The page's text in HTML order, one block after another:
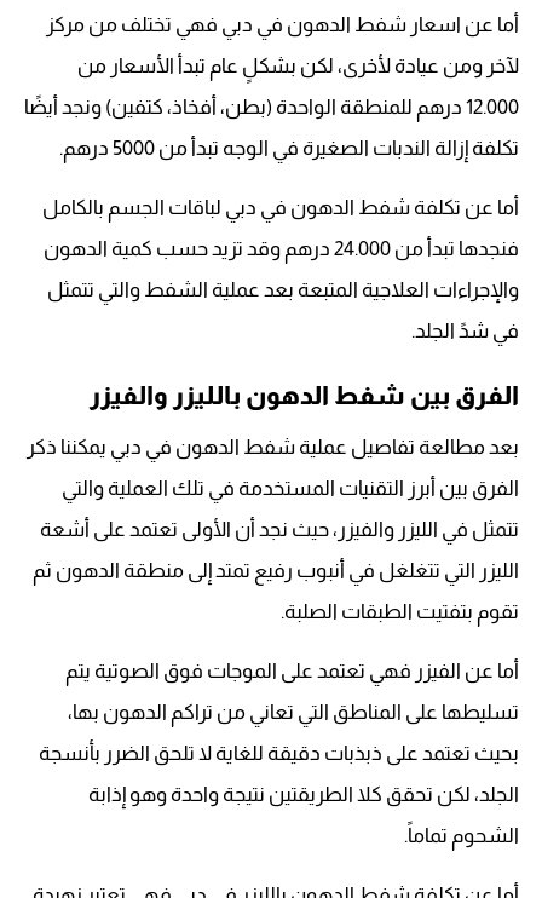
أما عن اسعار شفط الدهون في دبي فهي تختلف من مركز
لآخر ومن عيادة لأخرى، لكن بشكلٍ عام تبدأ الأسعار من
12.000 درهم للمنطقة الواحدة (بطن، أفخاذ، كتفين) ونجد أيضًا
تكلفة إزالة الندبات الصغيرة في الوجه تبدأ من 5000 درهم.
أما عن تكلفة شفط الدهون في دبي لباقات الجسم بالكامل
فنجدها تبدأ من 24.000 درهم وقد تزيد حسب كمية الدهون
والإجراءات العلاجية المتبعة بعد عملية الشفط والتي تتمثل
في شدً الجلد.
الفرق بين شفط الدهون بالليزر والفيزر
بعد مطالعة تفاصيل عملية شفط الدهون في دبي يمكننا ذكر
الفرق بين أبرز التقنيات المستخدمة في تلك العملية والتي
تتمثل في الليزر والفيزر، حيث نجد أن الأولى تعتمد على أشعة
الليزر التي تتغلغل في أنبوب رفيع تمتد إلى منطقة الدهون ثم
تقوم بتفتيت الطبقات الصلبة.
أما عن الفيزر فهي تعتمد على الموجات فوق الصوتية يتم
تسليطها على المناطق التي تعاني من تراكم الدهون بها،
بحيث تعتمد على ذبذبات دقيقة للغاية لا تلحق الضرر بأنسجة
الجلد، لكن تحقق كلا الطريقتين نتيجة واحدة وهو إذابة
الشحوم تماماً.